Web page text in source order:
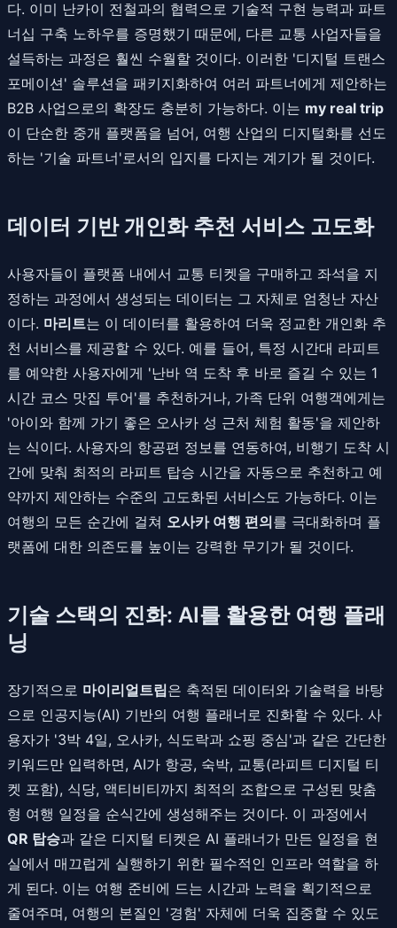
다. 이미 난카이 전철과의 협력으로 기술적 구현 능력과 파트
너십 구축 노하우를 증명했기 때문에, 다른 교통 사업자들을
설득하는 과정은 훨씬 수월할 것이다. 이러한 '디지털 트랜스
포메이션' 솔루션을 패키지화하여 여러 파트너에게 제안하는
B2B 사업으로의 확장도 충분히 가능하다. 이는 my real trip
이 단순한 중개 플랫폼을 넘어, 여행 산업의 디지털화를 선도
하는 '기술 파트너'로서의 입지를 다지는 계기가 될 것이다.
데이터 기반 개인화 추천 서비스 고도화
사용자들이 플랫폼 내에서 교통 티켓을 구매하고 좌석을 지
정하는 과정에서 생성되는 데이터는 그 자체로 엄청난 자산
이다. 마리트는 이 데이터를 활용하여 더욱 정교한 개인화 추
천 서비스를 제공할 수 있다. 예를 들어, 특정 시간대 라피트
를 예약한 사용자에게 '난바 역 도착 후 바로 즐길 수 있는 1
시간 코스 맛집 투어'를 추천하거나, 가족 단위 여행객에게는
'아이와 함께 가기 좋은 오사카 성 근처 체험 활동'을 제안하
는 식이다. 사용자의 항공편 정보를 연동하여, 비행기 도착 시
간에 맞춰 최적의 라피트 탑승 시간을 자동으로 추천하고 예
약까지 제안하는 수준의 고도화된 서비스도 가능하다. 이는
여행의 모든 순간에 걸쳐 오사카 여행 편의를 극대화하며 플
랫폼에 대한 의존도를 높이는 강력한 무기가 될 것이다.
기술 스택의 진화: AI를 활용한 여행 플래
닝
장기적으로 마이리얼트립은 축적된 데이터와 기술력을 바탕
으로 인공지능(AI) 기반의 여행 플래너로 진화할 수 있다. 사
용자가 '3박 4일, 오사카, 식도락과 쇼핑 중심'과 같은 간단한
키워드만 입력하면, AI가 항공, 숙박, 교통(라피트 디지털 티
켓 포함), 식당, 액티비티까지 최적의 조합으로 구성된 맞춤
형 여행 일정을 순식간에 생성해주는 것이다. 이 과정에서
QR 탑승과 같은 디지털 티켓은 AI 플래너가 만든 일정을 현
실에서 매끄럽게 실행하기 위한 필수적인 인프라 역할을 하
게 된다. 이는 여행 준비에 드는 시간과 노력을 획기적으로
줄여주며, 여행의 본질인 '경험' 자체에 더욱 집중할 수 있도